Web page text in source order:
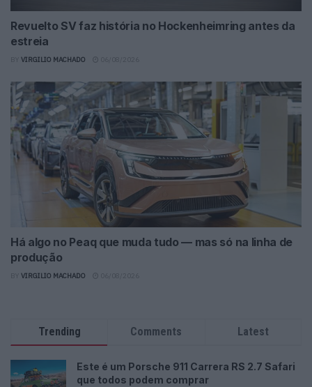
Revuelto SV faz história no Hockenheimring antes da
estreia
VIRGILIO MACHADO
Há algo no Peaq que muda tudo — mas só na linha de
produção
VIRGILIO MACHADO
Trending Comments Latest
Este é um Porsche 911 Carrera RS 2.7 Safari
que todos podem comprar